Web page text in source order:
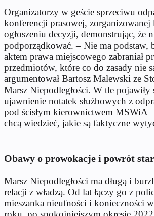
Organizatorzy w geście sprzeciwu
konferencji prasowej,
ogłoszeniu decyzji, demonstrując, że
podporządkować. – Nie ma podstaw,
aktem prawa miejscowego zabraniał
przedmiotów, które co do zasady nie
argumentował Bartosz Malewski ze
Marsz Niepodległości. W tle
ujawnienie notatek służbowych z
pod ścisłym kierownictwem MSWiA
chcą wiedzieć, jakie są faktyczne
Obawy o prowokacje i powrót
Marsz Niepodległości ma długą i
relacji z władzą. Od lat łączy go z
mieszanka nieufności i konieczności